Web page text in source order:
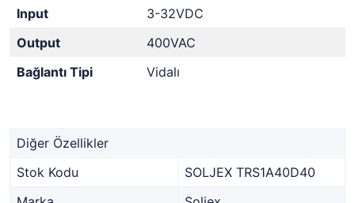
Input
3-32VDC
Output
400VAC
Bağlantı Tipi
Vidalı
Diğer Özellikler
Stok Kodu
SOLJEX TRS1A40D40